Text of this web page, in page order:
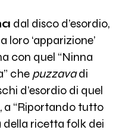
dal disco d’esordio,
‘apparizione’
con quel “Ninna
che puzzavadi
d’esordio di quel
a “Riportando tutto
della ricetta folk dei